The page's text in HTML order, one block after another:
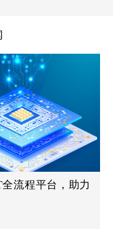
流程平台，助力